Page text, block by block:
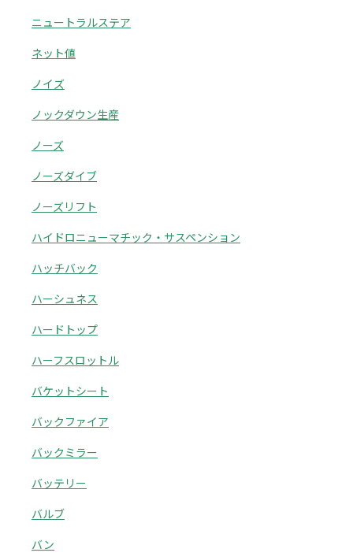
ニュートラルステア
ネット値
ノイズ
ノックダウン生産
ノーズ
ノーズダイブ
ノーズリフト
ハイドロニューマチック・サスペンション
ハッチバック
ハーシュネス
ハードトップ
ハーフスロットル
バケットシート
バックファイア
バックミラー
バッテリー
バルブ
バン